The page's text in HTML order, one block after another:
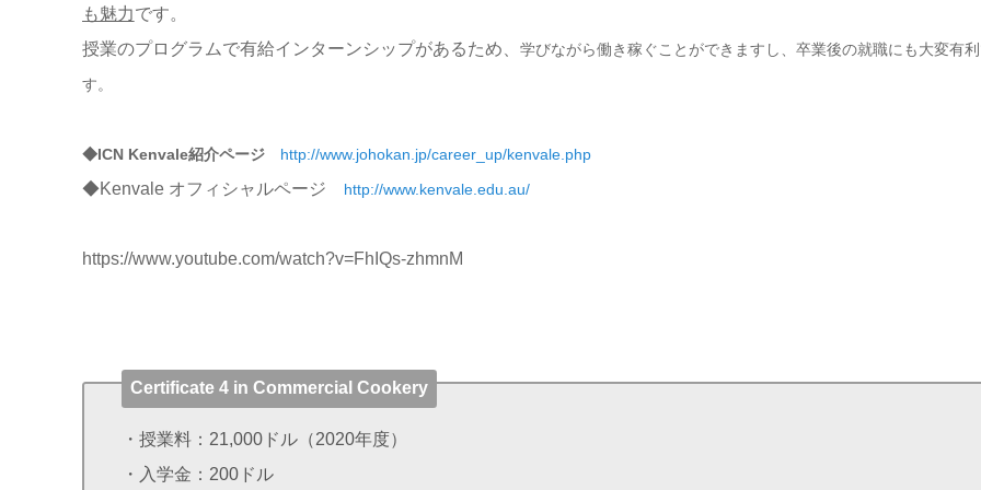
も魅力です。
授業のプログラムで有給インターンシップがあるため、 学びながら働き稼ぐことができますし、 卒業後の就職にも大変有
す。
◆ICN Kenvale紹介ページ http://www.johokan.jp/career_ up/kenvale.php
◆Kenvale オフィシャルページ http://www.kenvale.edu.au/
https://www.youtube.com/watch?v=FhIQs-zhmnM
Certificate 4 in Commercial Cookery
・授業料：21,000ドル（2020年度）
・入学金：200ドル